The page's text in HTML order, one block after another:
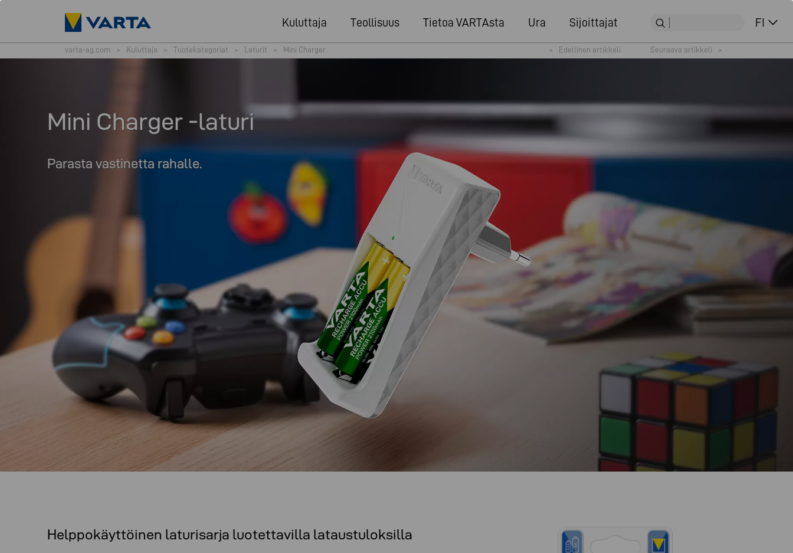
Kuluttaja Teollisuus Tietoa VARTAsta Ura Sijoittajat FI
varta-ag.com > Kuluttaja > Tuotekategoriat > Laturit > Mini Charger < Edellinen artikkeli Seuraava artikkeli >
Mini Charger -laturi
Parasta vastinetta rahalle.
Helppokäyttöinen laturisarja luotettavilla lataustuloksilla